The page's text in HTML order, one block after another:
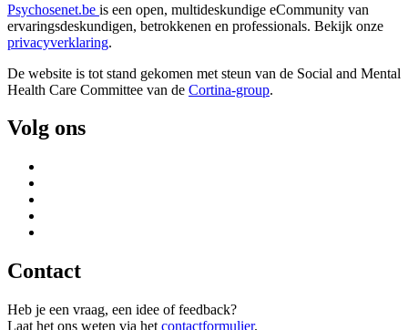
Psychosenet.be is een open, multideskundige eCommunity van
ervaringsdeskundigen, betrokkenen en professionals. Bekijk onze
privacyverklaring.
De website is tot stand gekomen met steun van de Social and Mental
Health Care Committee van de Cortina-group.
Volg ons
Contact
Heb je een vraag, een idee of feedback?
Laat het ons weten via het contactformulier.